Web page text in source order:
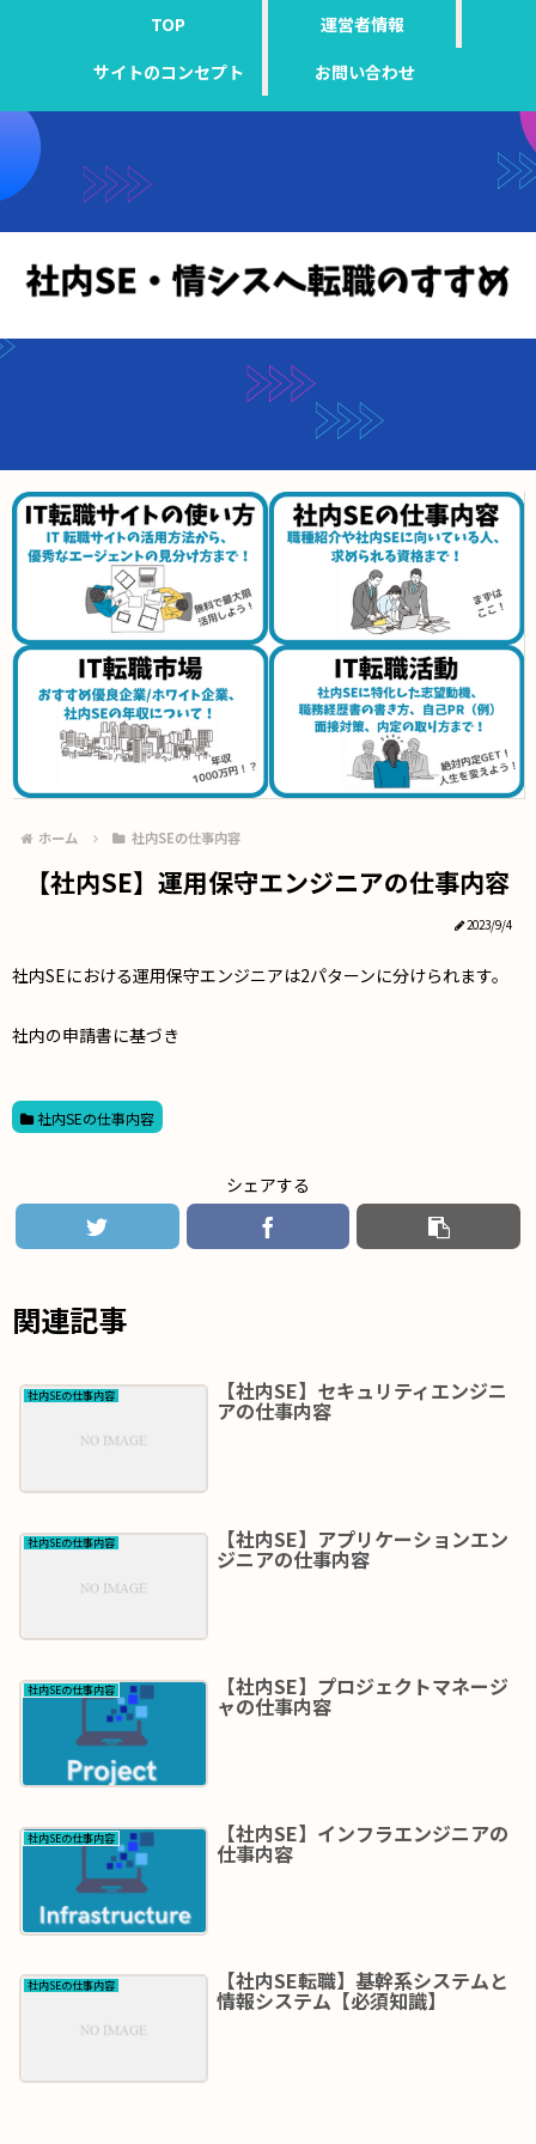
TOP
運営者情報
サイトのコンセプト
お問い合わせ
ホーム 社内SEの仕事内容
【社内SE】運用保守エンジニアの仕事内容
2023/9/4
社内SEにおける運用保守エンジニアは2パターンに分けられます。
社内の申請書に基づき
社内SEの仕事内容
シェアする
関連記事
社内SEの仕事内容 【社内SE】セキュリティエンジニ
アの仕事内容
社内SEの仕事内容 【社内SE】アプリケーションエン
ジニアの仕事内容
社内SEの仕事内容 【社内SE】プロジェクトマネージ
ャの仕事内容
社内SEの仕事内容 【社内SE】インフラエンジニアの
仕事内容
社内SEの仕事内容 【社内SE転職】基幹系システムと
情報システム【必須知識】